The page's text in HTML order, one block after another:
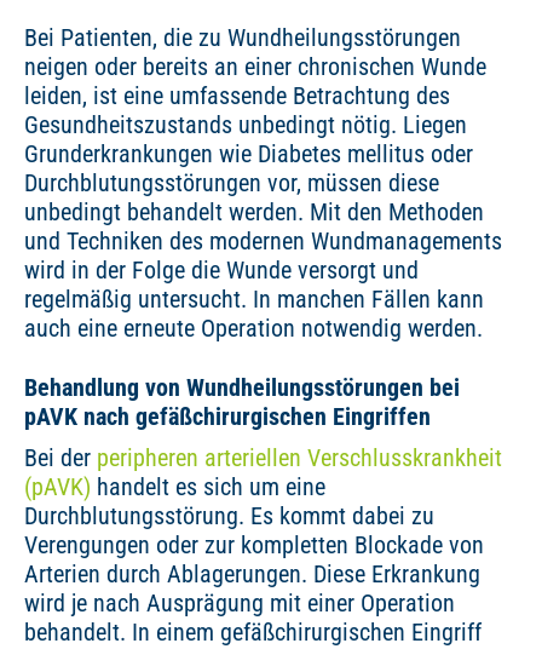
Bei Patienten, die zu Wundheilungsstörungen
neigen oder bereits an einer chronischen Wunde
leiden, ist eine umfassende Betrachtung des
Gesundheitszustands unbedingt nötig. Liegen
Grunderkrankungen wie Diabetes mellitus oder
Durchblutungsstörungen vor, müssen diese
unbedingt behandelt werden. Mit den Methoden
und Techniken des modernen Wundmanagements
wird in der Folge die Wunde versorgt und
regelmäßig untersucht. In manchen Fällen kann
auch eine erneute Operation notwendig werden.
Behandlung von Wundheilungsstörungen bei
pAVK nach gefäßchirurgischen Eingriffen
Bei der peripheren arteriellen Verschlusskrankheit
(pAVK) handelt es sich um eine
Durchblutungsstörung. Es kommt dabei zu
Verengungen oder zur kompletten Blockade von
Arterien durch Ablagerungen. Diese Erkrankung
wird je nach Ausprägung mit einer Operation
behandelt. In einem gefäßchirurgischen Eingriff